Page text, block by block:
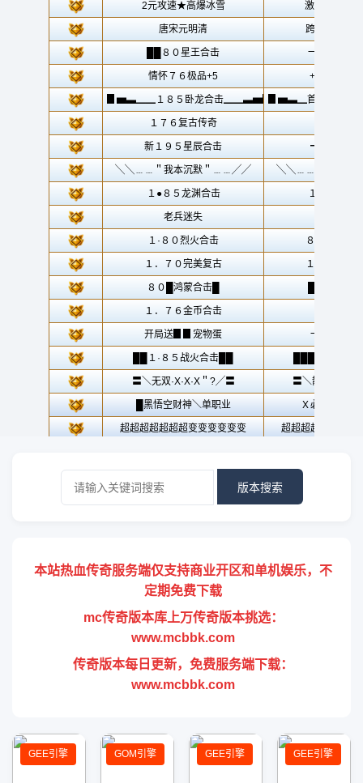
版本搜索
本站热血传奇服务端仅支持商业开区和单机娱乐，不
定期免费下载
mc传奇版本库上万传奇版本挑选：
www.mcbbk.com
传奇版本每日更新，免费服务端下载：
www.mcbbk.com
GEE引擎 GOM引擎 GEE引擎 GEE引擎